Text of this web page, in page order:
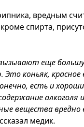
вредным
спирта,
еще
коньяк, красное
есть и
алкоголя и
вещества
медик.